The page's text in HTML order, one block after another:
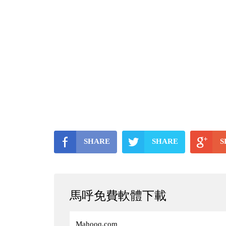
SHARE SHARE
馬呼免費軟體下載
Mahooq.com